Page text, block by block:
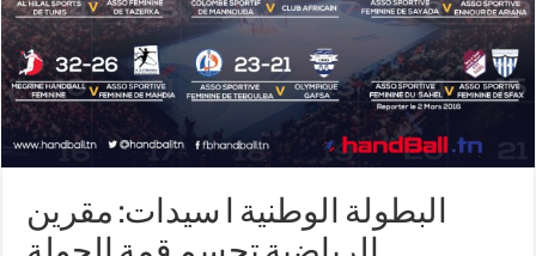
البطولة الوطنية ا سيدات: مقرين